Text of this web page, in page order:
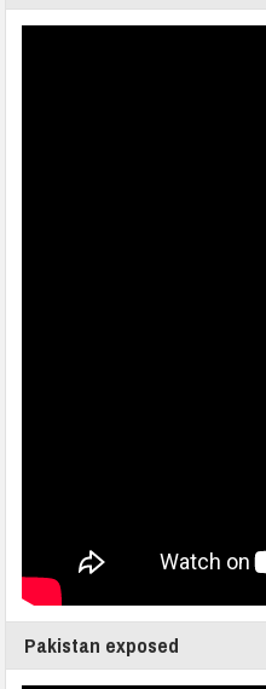
Pakistan exposed